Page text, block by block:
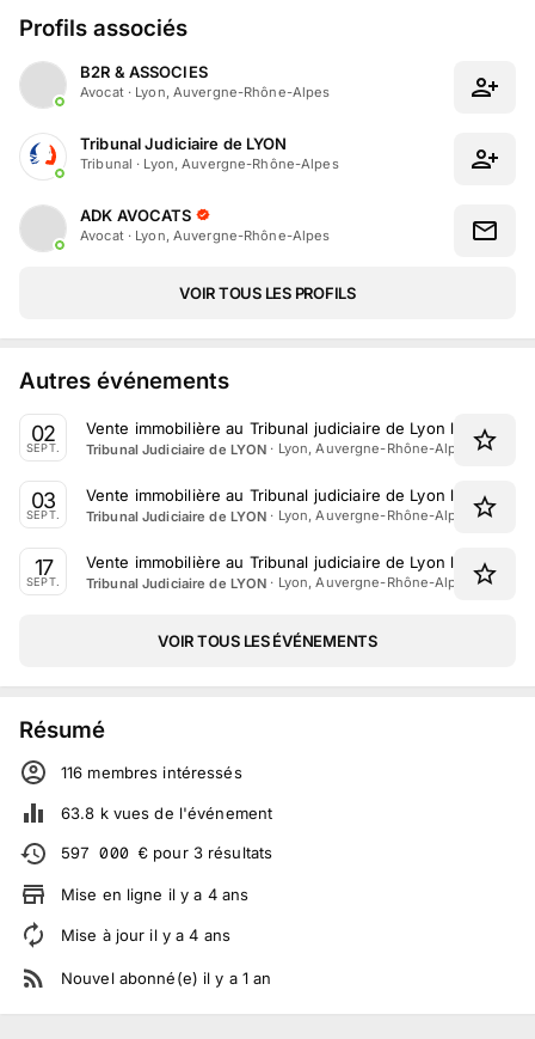
Profils associés
B2R & ASSOCIES
Avocat· Lyon, Auvergne-Rhône-Alpes
Tribunal Judiciaire de LYON
Tribunal · Lyon, Auvergne-Rhône-Alpes
ADK AVOCATS
Avocat· Lyon, Auvergne-Rhône-Alpes
VOIR TOUS LES PROFILS
Autres événements
02
SEPT.
Vente immobilière au Tribunal judiciaire de Lyon le 2
Tribunal Judiciaire de LYON · Lyon, Auvergne-Rhône-Alpes
03
SEPT.
Vente immobilière au Tribunal judiciaire de Lyon le 3
Tribunal Judiciaire de LYON · Lyon, Auvergne-Rhône-Alpes
17
SEPT.
Vente immobilière au Tribunal judiciaire de Lyon le 17
Tribunal Judiciaire de LYON · Lyon, Auvergne-Rhône-Alpes
VOIR TOUS LES ÉVÉNEMENTS
Résumé
116 membres intéressés
63.8 kvues de l'événement
597 000 € pour 3 résultats
Mise en ligne il y a 4 ans
Mise à jour il y a4 ans
Nouvel abonné(e) il y a 1 an